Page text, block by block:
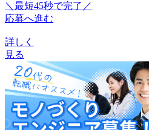
＼最短45秒で完了／
応募へ進む
詳しく
見る